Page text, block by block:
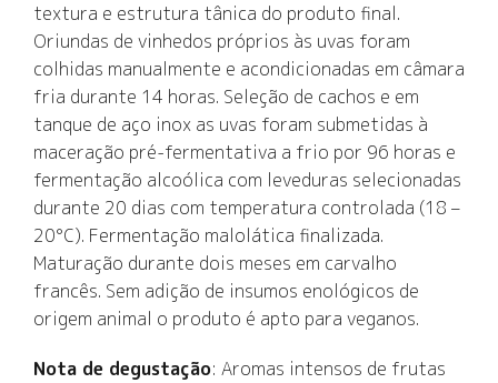
textura e estrutura tânica do produto final.
Oriundas de vinhedos próprios às uvas foram
colhidas manualmente e acondicionadas em câmara
fria durante 14 horas. Seleção de cachos e em
tanque de aço inox as uvas foram submetidas à
maceração pré-fermentativa a frio por 96 horas e
fermentação alcoólica com leveduras selecionadas
durante 20 dias com temperatura controlada (18 –
20°C). Fermentação malolática finalizada.
Maturação durante dois meses em carvalho
francês. Sem adição de insumos enológicos de
origem animal o produto é apto para veganos.
Nota de degustação: Aromas intensos de frutas